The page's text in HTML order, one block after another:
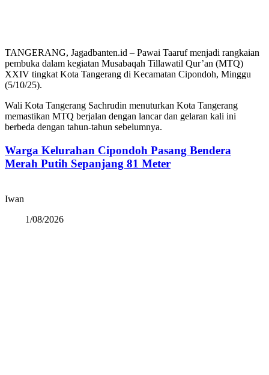
TANGERANG, Jagadbanten.id – Pawai Taaruf menjadi rangkaian
pembuka dalam kegiatan Musabaqah Tillawatil Qur’an (MTQ)
XXIV tingkat Kota Tangerang di Kecamatan Cipondoh, Minggu
(5/10/25).
Wali Kota Tangerang Sachrudin menuturkan Kota Tangerang
memastikan MTQ berjalan dengan lancar dan gelaran kali ini
berbeda dengan tahun-tahun sebelumnya.
Warga Kelurahan Cipondoh Pasang Bendera
Merah Putih Sepanjang 81 Meter
Iwan
1/08/2026